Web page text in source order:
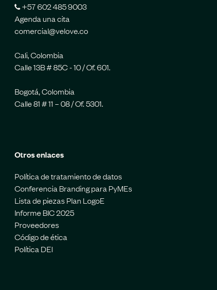
+57 602 485 9003
Agenda una cita
comercial@velove.co
Cali, Colombia
Calle 13B # 85C - 10 / Of. 601.
Bogotá, Colombia
Calle 81 # 11 – 08 / Of. 5301.
Otros enlaces
Política de tratamiento de datos
Conferencia Branding para PyMEs
Lista de piezas Plan LogoE
Informe BIC 2025
Proveedores
Código de ética
Política DEI